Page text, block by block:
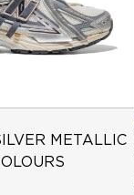
METALLIC